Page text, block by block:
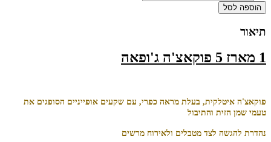
הוספה לסל
תיאור
1 מארז 5 פוקאצ'ה ג'ופאה
פוקאצ'ה איטלקית, בעלת מראה כפרי, עם שקעים אופייניים הסופגים את
טעמי שמן הזית והתיבול
נהדרת להגשה לצד מטבלים ולאירוח מרשים